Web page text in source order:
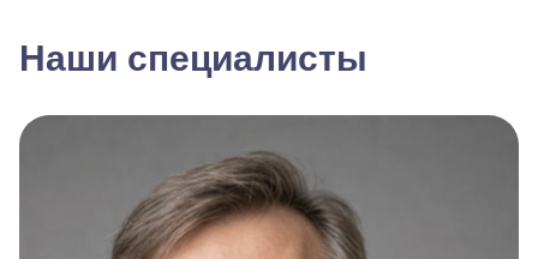
Наши специалисты